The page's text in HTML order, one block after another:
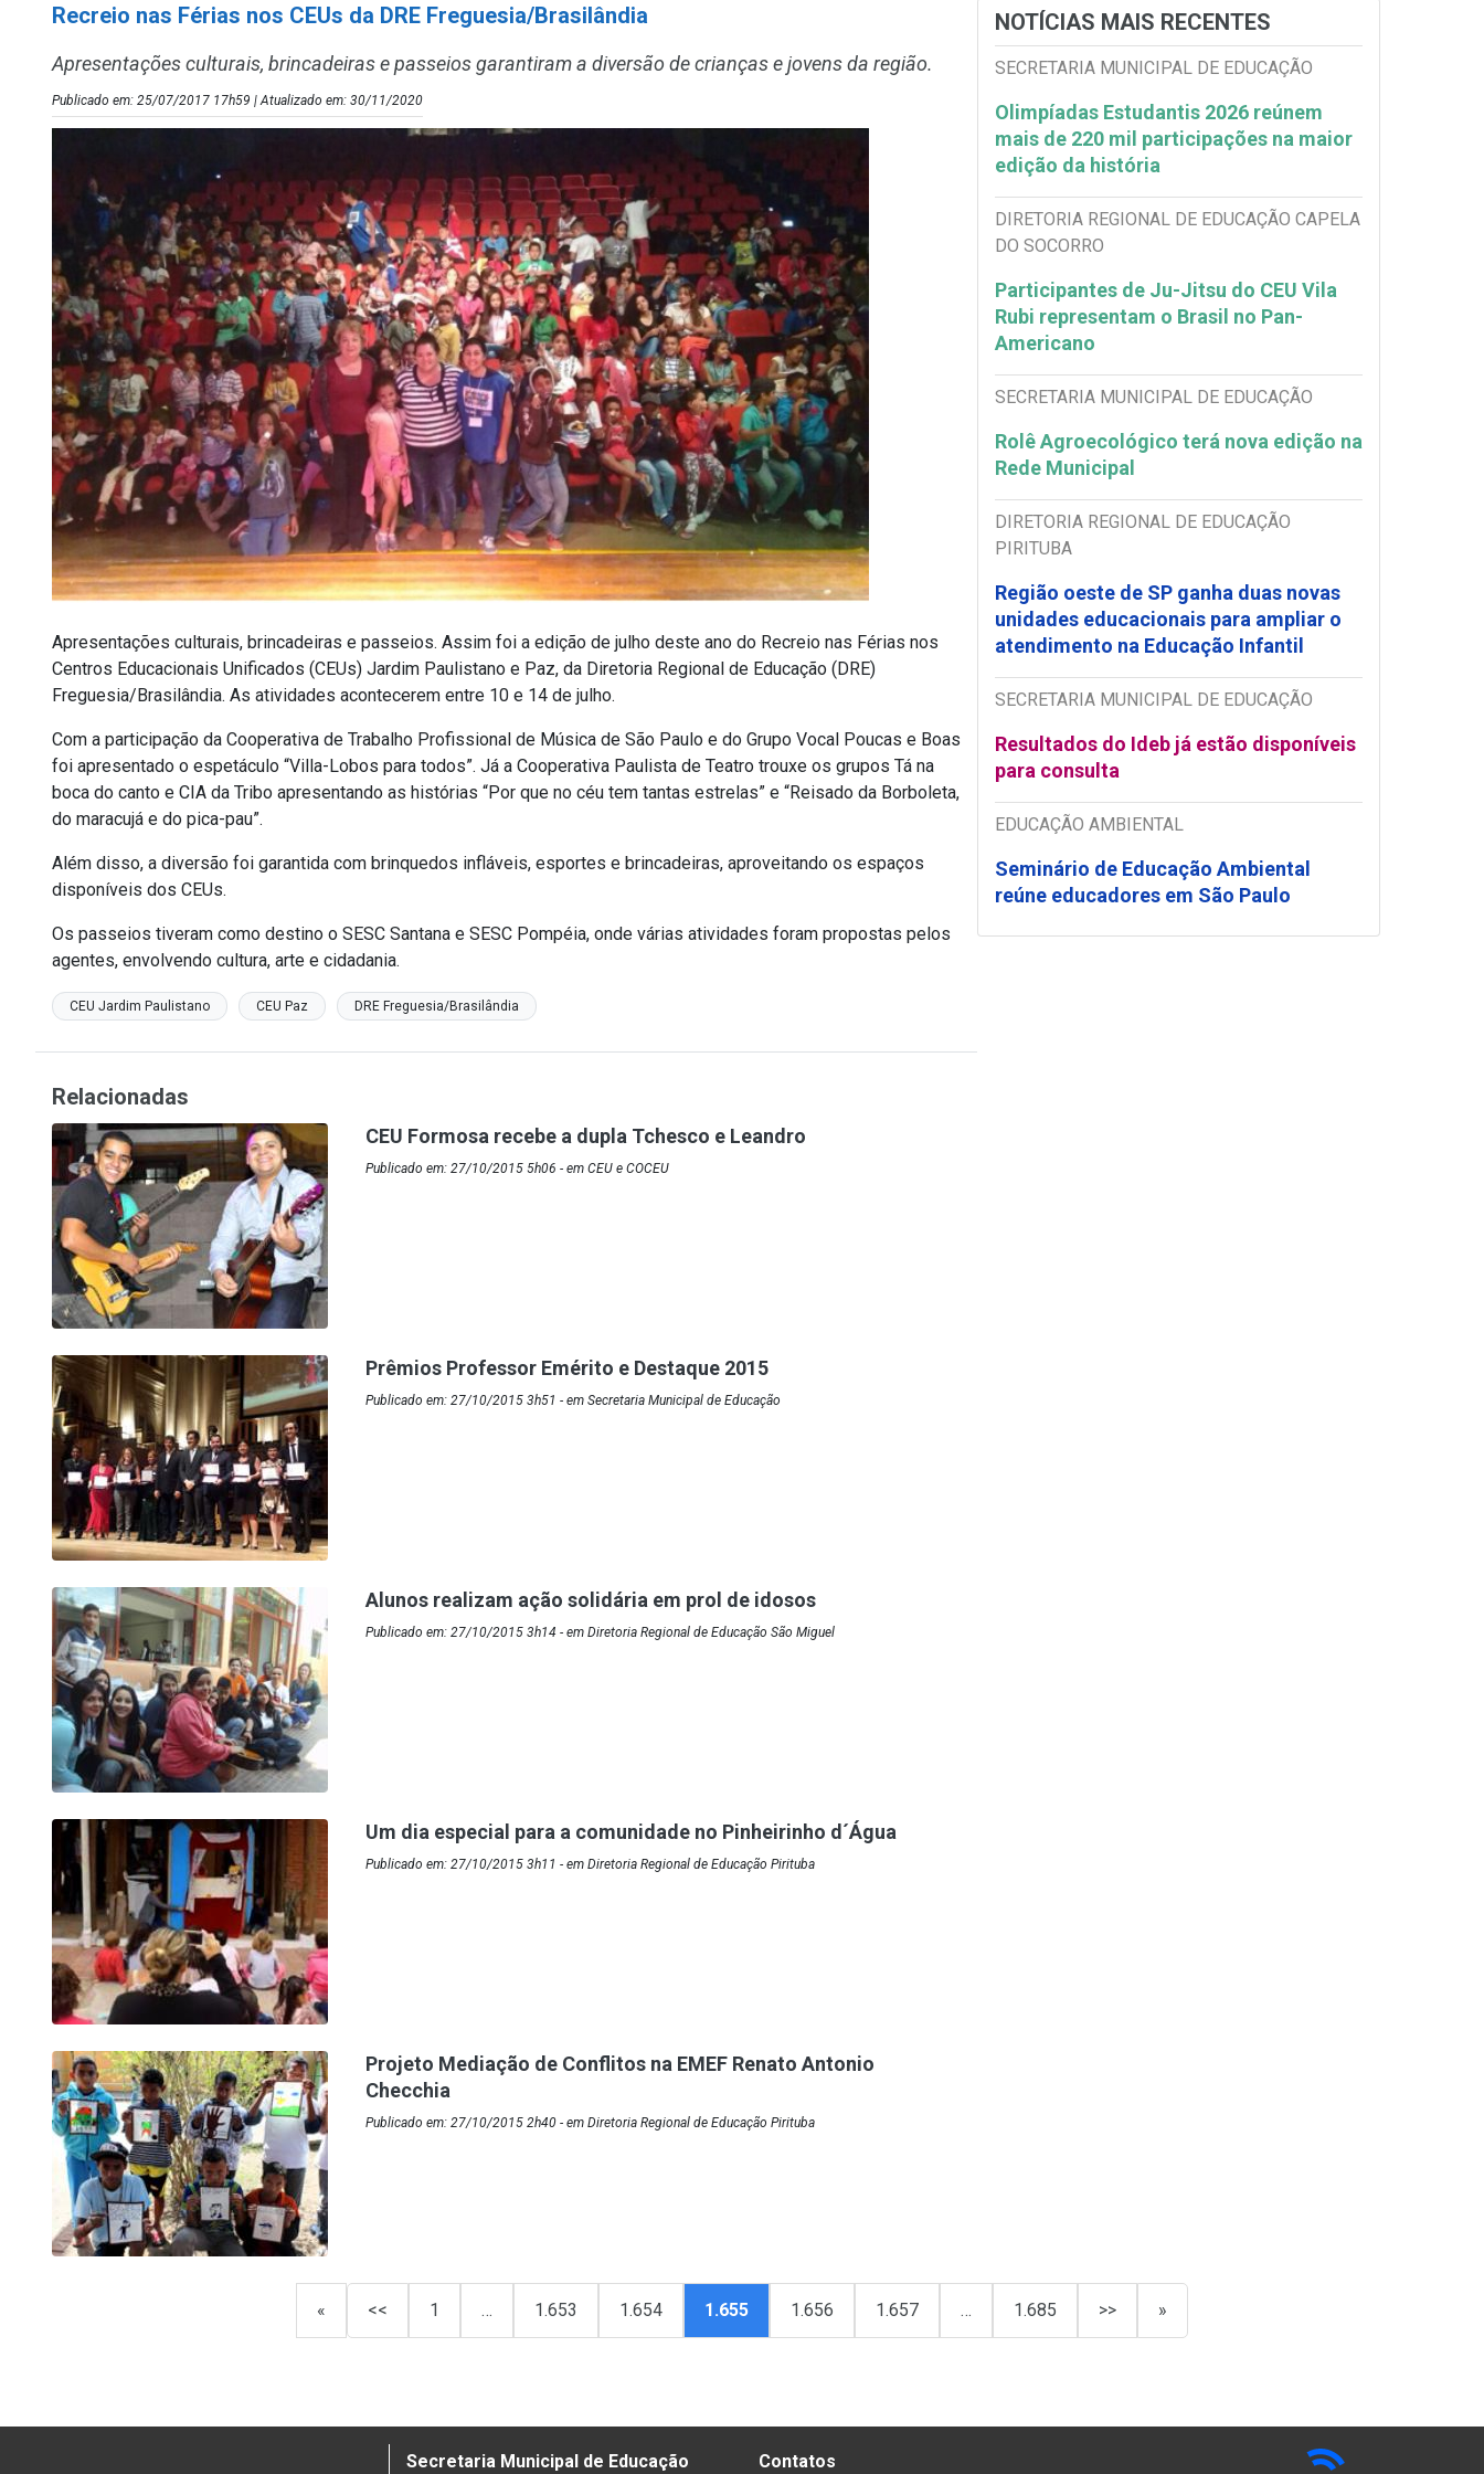
Recreio nas Férias nos CEUs da DRE Freguesia/Brasilândia
Apresentações culturais, brincadeiras e passeios garantiram a diversão de crianças e jovens da região.
Publicado em: 25/07/2017 17h59 | Atualizado em: 30/11/2020
Apresentações culturais, brincadeiras e passeios. Assim foi a edição de julho deste ano do Recreio nas Férias nos
Centros Educacionais Unificados (CEUs) Jardim Paulistano e Paz, da Diretoria Regional de Educação (DRE)
Freguesia/Brasilândia. As atividades acontecerem entre 10 e 14 de julho.
Com a participação da Cooperativa de Trabalho Profissional de Música de São Paulo e do Grupo Vocal Poucas e Boas
foi apresentado o espetáculo “Villa-Lobos para todos”. Já a Cooperativa Paulista de Teatro trouxe os grupos Tá na
boca do canto e CIA da Tribo apresentando as histórias “Por que no céu tem tantas estrelas” e “Reisado da Borboleta,
do maracujá e do pica-pau”.
Além disso, a diversão foi garantida com brinquedos infláveis, esportes e brincadeiras, aproveitando os espaços
disponíveis dos CEUs.
Os passeios tiveram como destino o SESC Santana e SESC Pompéia, onde várias atividades foram propostas pelos
agentes, envolvendo cultura, arte e cidadania.
CEU Jardim Paulistano CEU Paz DRE Freguesia/Brasilândia
NOTÍCIAS MAIS RECENTES
SECRETARIA MUNICIPAL DE EDUCAÇÃO
Olimpíadas Estudantis 2026 reúnem
mais de 220 mil participações na maior
edição da história
DIRETORIA REGIONAL DE EDUCAÇÃO CAPELA
DO SOCORRO
Participantes de Ju-Jitsu do CEU Vila
Rubi representam o Brasil no Pan-
Americano
SECRETARIA MUNICIPAL DE EDUCAÇÃO
Rolê Agroecológico terá nova edição na
Rede Municipal
DIRETORIA REGIONAL DE EDUCAÇÃO
PIRITUBA
Região oeste de SP ganha duas novas
unidades educacionais para ampliar o
atendimento na Educação Infantil
SECRETARIA MUNICIPAL DE EDUCAÇÃO
Resultados do Ideb já estão disponíveis
para consulta
EDUCAÇÃO AMBIENTAL
Seminário de Educação Ambiental
reúne educadores em São Paulo
Relacionadas
CEU Formosa recebe a dupla Tchesco e Leandro
Publicado em: 27/10/2015 5h06 - em CEU e COCEU
Prêmios Professor Emérito e Destaque 2015
Publicado em: 27/10/2015 3h51 - em Secretaria Municipal de Educação
Alunos realizam ação solidária em prol de idosos
Publicado em: 27/10/2015 3h14 - em Diretoria Regional de Educação São Miguel
Um dia especial para a comunidade no Pinheirinho d´Água
Publicado em: 27/10/2015 3h11 - em Diretoria Regional de Educação Pirituba
Projeto Mediação de Conflitos na EMEF Renato Antonio
Checchia
Publicado em: 27/10/2015 2h40 - em Diretoria Regional de Educação Pirituba
« << 1 … 1.653 1.654 1.655 1.656 1.657 … 1.685 >> »
Secretaria Municipal de Educação Contatos